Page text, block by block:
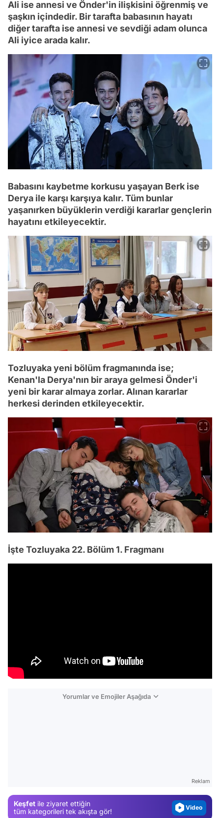
Ali ise annesi ve Önder'in ilişkisini öğrenmiş ve
şaşkın içindedir. Bir tarafta babasının hayatı
diğer tarafta ise annesi ve sevdiği adam olunca
Ali iyice arada kalır.
Babasını kaybetme korkusu yaşayan Berk ise
Derya ile karşı karşıya kalır. Tüm bunlar
yaşanırken büyüklerin verdiği kararlar gençlerin
hayatını etkileyecektir.
Tozluyaka yeni bölüm fragmanında ise;
Kenan'la Derya'nın bir araya gelmesi Önder'i
yeni bir karar almaya zorlar. Alınan kararlar
herkesi derinden etkileyecektir.
İşte Tozluyaka 22. Bölüm 1. Fragmanı
Yorumlar ve Emojiler Aşağıda
Reklam
Keşfet ile ziyaret ettiğin
tüm kategorileri tek akışta gör!
Video